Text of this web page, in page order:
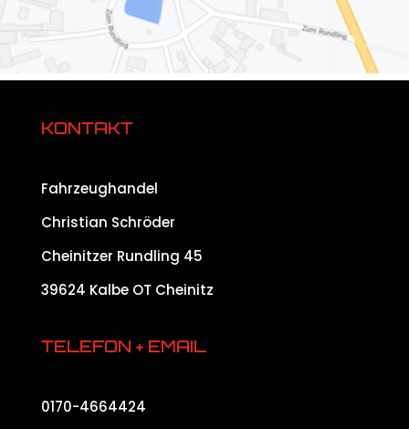
KONTAKT
Fahrzeughandel
Christian Schröder
Cheinitzer Rundling 45
39624 Kalbe OT Cheinitz
TELEFON + EMAIL
0170-4664424